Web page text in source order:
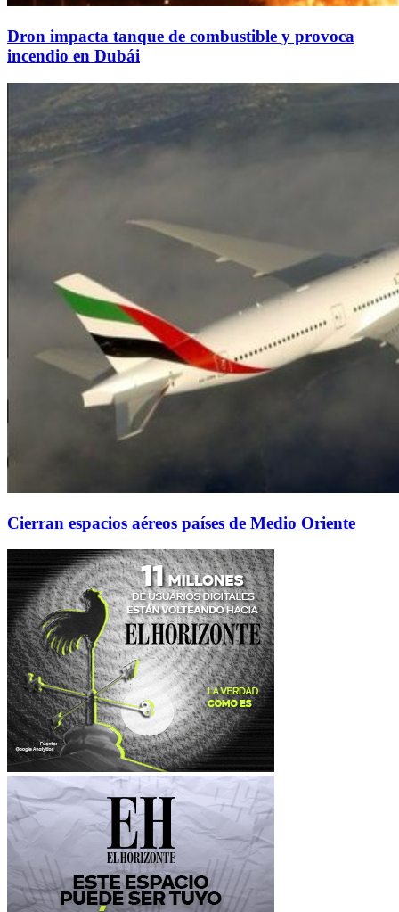
Dron impacta tanque de combustible y provoca
incendio en Dubái
Cierran espacios aéreos países de Medio Oriente